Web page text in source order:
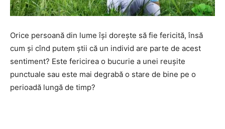
Orice persoană din lume îşi doreşte să fie fericită, însă
cum şi cînd putem ştii că un individ are parte de acest
sentiment? Este fericirea o bucurie a unei reuşite
punctuale sau este mai degrabă o stare de bine pe o
perioadă lungă de timp?